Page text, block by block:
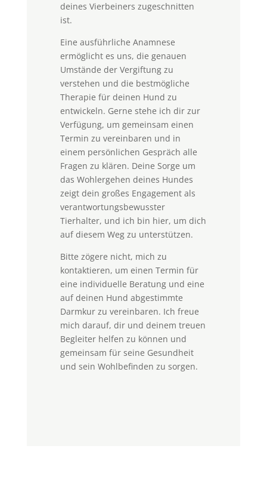
deines Vierbeiners zugeschnitten
ist.
Eine ausführliche Anamnese
ermöglicht es uns, die genauen
Umstände der Vergiftung zu
verstehen und die bestmögliche
Therapie für deinen Hund zu
entwickeln. Gerne stehe ich dir zur
Verfügung, um gemeinsam einen
Termin zu vereinbaren und in
einem persönlichen Gespräch alle
Fragen zu klären. Deine Sorge um
das Wohlergehen deines Hundes
zeigt dein großes Engagement als
verantwortungsbewusster
Tierhalter, und ich bin hier, um dich
auf diesem Weg zu unterstützen.
Bitte zögere nicht, mich zu
kontaktieren, um einen Termin für
eine individuelle Beratung und eine
auf deinen Hund abgestimmte
Darmkur zu vereinbaren. Ich freue
mich darauf, dir und deinem treuen
Begleiter helfen zu können und
gemeinsam für seine Gesundheit
und sein Wohlbefinden zu sorgen.